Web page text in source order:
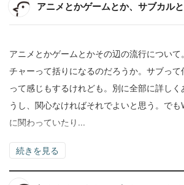
アニメとかゲームとか、サブカル
アニメとかゲームとかその辺の流行につい
チャーって括りになるのだろうか。サブっ
って感じもするけれども。別に全部に詳し
うし、関心なければそれでよいと思う。で
に関わっていたり...
続きを見る